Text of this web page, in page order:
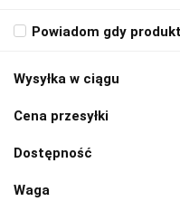
Powiadom gdy
Wysyłka w ciągu
Cena przesyłki
Dostępność
Waga